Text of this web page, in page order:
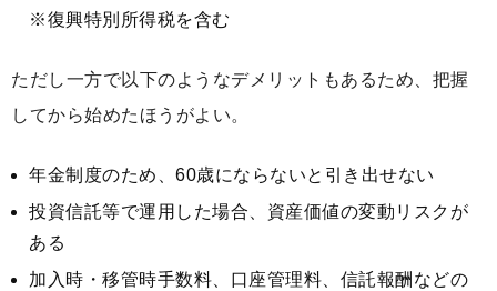
※復興特別所得税を含む
ただし一方で以下のようなデメリットもあるため、把握
してから始めたほうがよい。
年金制度のため、60歳にならないと引き出せない
投資信託等で運用した場合、資産価値の変動リスクが
ある
加入時・移管時手数料、口座管理料、信託報酬などの